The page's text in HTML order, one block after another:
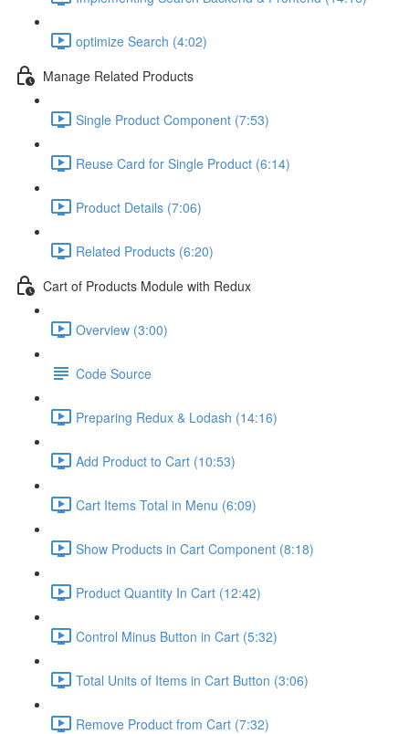
optimize Search (4:02)
Manage Related Products
Single Product Component (7:53)
Reuse Card for Single Product (6:14)
Product Details (7:06)
Related Products (6:20)
Cart of Products Module with Redux
Overview (3:00)
Code Source
Preparing Redux & Lodash (14:16)
Add Product to Cart (10:53)
Cart Items Total in Menu (6:09)
Show Products in Cart Component (8:18)
Product Quantity In Cart (12:42)
Control Minus Button in Cart (5:32)
Total Units of Items in Cart Button (3:06)
Remove Product from Cart (7:32)